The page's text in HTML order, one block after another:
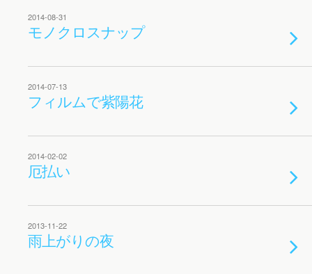
2014-08-31
モノクロスナップ
2014-07-13
フィルムで紫陽花
2014-02-02
厄払い
2013-11-22
雨上がりの夜